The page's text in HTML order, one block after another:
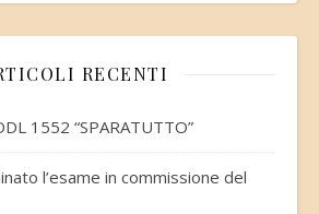
RECENTI
1552 “SPARATUTTO”
l’esame in commissione del